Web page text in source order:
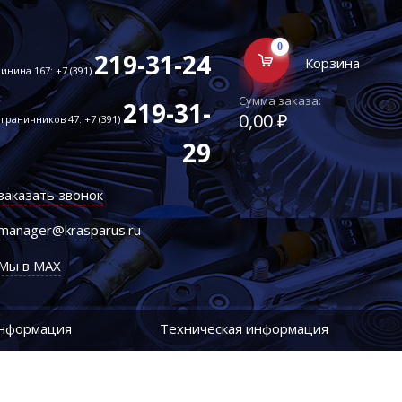
167: +7 (391)219-31-24
47: +7 (391)219-31-
29
звонок
в MAX
0
Корзина
Сумма заказа:
0,00 ₽
Техническая информация